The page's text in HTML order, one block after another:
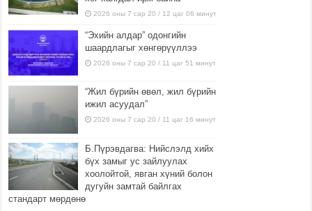
2026 оны 7 сар 20 / 12 цаг 06 минут
“Эхийн алдар” одонгийн
шаардлагыг хөнгөрүүллээ
2026 оны 7 сар 20 / 11 цаг 51 минут
“Жил бүрийн өвөл, жил бүрийн
ижил асуудал”
2026 оны 7 сар 20 / 11 цаг 16 минут
Б.Пүрэвдагва: Нийслэлд хийх
бүх замыг ус зайлуулах
хоолойтой, явган хүний болон
дугуйн замтай байлгах
стандарт мөрдөнө